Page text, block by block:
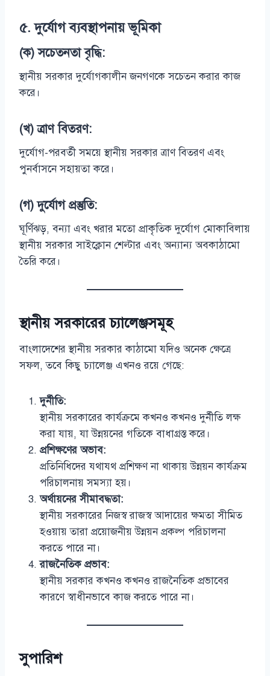
৫.দুর্যোগ ব্যবস্থাপনায় ভূমিকা
(ক) সচেতনতা বৃদ্ধি:
স্থানীয় সরকার দুর্যোগকালীন জনগণকে সচেতন করার কাজ
করে।
(খ) ত্রাণ বিতরণ:
দুর্যোগ-পরবর্তী সময়ে স্থানীয় সরকার ত্রাণ বিতরণ এবং
পুনর্বাসনে সহায়তা করে।
(গ) দুর্যোগ প্রস্তুতি:
ঘূর্ণিঝড়, বন্যা এবং খরার মতো প্রাকৃতিক দুর্যোগ মোকাবিলায়
স্থানীয় সরকার সাইক্লোন শেল্টার এবং অন্যান্য অবকাঠামো
তৈরি করে।
স্থানীয় সরকারের চ্যালেঞ্জসমূহ
বাংলাদেশের স্থানীয় সরকার কাঠামো যদিও অনেক ক্ষেত্রে
সফল, তবে কিছু চ্যালেঞ্জ এখনও রয়ে গেছে:
দুর্নীতি:
স্থানীয় সরকারের কার্যক্রমে কখনও কখনও দুর্নীতি লক্ষ
করা যায়, যা উন্নয়নের গতিকে বাধাগ্রস্ত করে।
প্রশিক্ষণের অভাব:
প্রতিনিধিদের যথাযথ প্রশিক্ষণ না থাকায় উন্নয়ন কার্যক্রম
পরিচালনায় সমস্যা হয়।
অর্থায়নের সীমাবদ্ধতা:
স্থানীয় সরকারের নিজস্ব রাজস্ব আদায়ের ক্ষমতা সীমিত
হওয়ায় তারা প্রয়োজনীয় উন্নয়ন প্রকল্প পরিচালনা
করতে পারে না।
রাজনৈতিক প্রভাব:
স্থানীয় সরকার কখনও কখনও রাজনৈতিক প্রভাবের
কারণে স্বাধীনভাবে কাজ করতে পারে না।
সুপারিশ